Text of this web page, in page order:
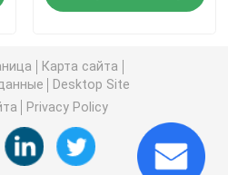
энергии
LiFePO4
Карта сайта
Desktop Site
Privacy Policy